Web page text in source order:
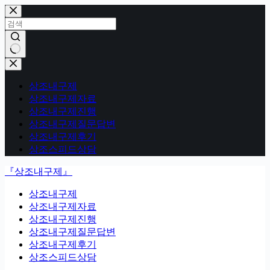
본
문
으
로
건
너
결
상조내구제
상조내구제자료
상조내구제진행
상조내구제질문답변
상조내구제후기
상조스피드상담
『상조내구제』
상조내구제
상조내구제자료
상조내구제진행
상조내구제질문답변
상조내구제후기
상조스피드상담